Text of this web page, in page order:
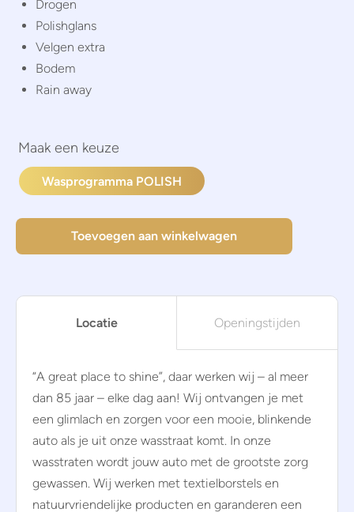
Drogen
Polishglans
Velgen extra
Bodem
Rain away
Wasprogramma POLISH
Toevoegen aan winkelwagen
Locatie Openingstijden
“A great place to shine”, daar werken wij – al meer
dan 85 jaar – elke dag aan! Wij ontvangen je met
een glimlach en zorgen voor een mooie, blinkende
auto als je uit onze wasstraat komt. In onze
wasstraten wordt jouw auto met de grootste zorg
gewassen. Wij werken met textielborstels en
natuurvriendelijke producten en garanderen een